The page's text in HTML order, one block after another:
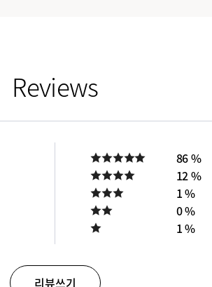
Reviews
86 %
12 %
1 %
0 %
1 %
리뷰쓰기